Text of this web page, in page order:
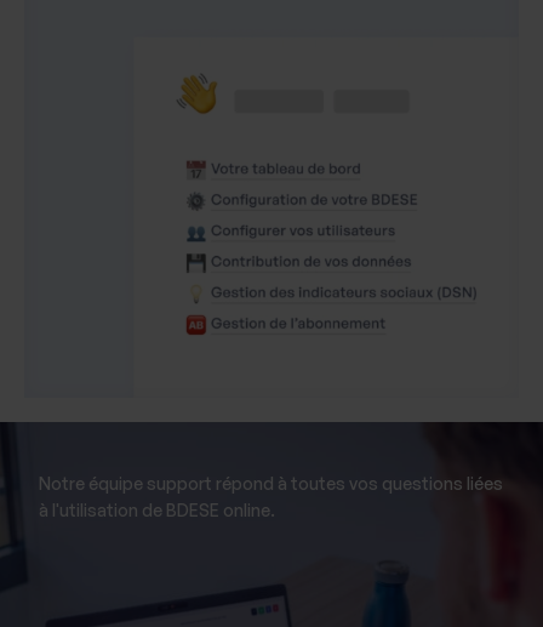
Notre équipe support répond à toutes vos questions liées
à l'utilisation de BDESE online.